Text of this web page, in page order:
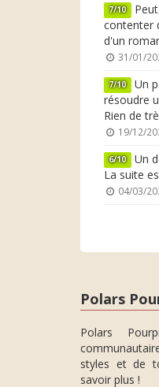
7/10
contenter
d'un
31/01/
7/10 Un
résoudre
Rien de
19/12/
6/10 Un
La suite
04/03/
Polars
Polars
styles et de
savoir plus !